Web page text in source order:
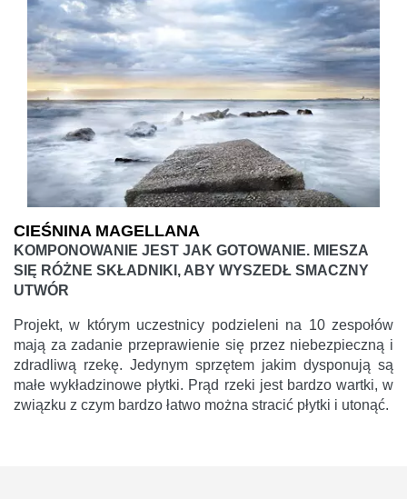
CIEŚNINA MAGELLANA
KOMPONOWANIE JEST JAK GOTOWANIE. MIESZA
SIĘ RÓŻNE SKŁADNIKI, ABY WYSZEDŁ SMACZNY
UTWÓR
Projekt, w którym uczestnicy podzieleni na 10 zespołów
mają za zadanie przeprawienie się przez niebezpieczną i
zdradliwą rzekę. Jedynym sprzętem jakim dysponują są
małe wykładzinowe płytki. Prąd rzeki jest bardzo wartki, w
związku z czym bardzo łatwo można stracić płytki i utonąć.